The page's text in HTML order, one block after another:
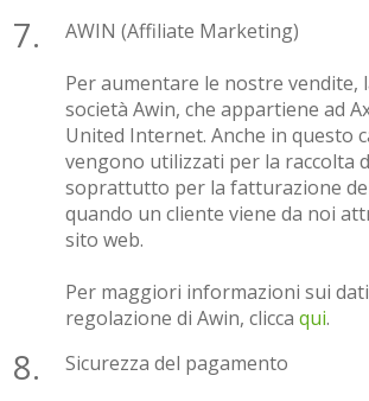
AWIN (Affiliate Marketing)
Per aumentare le nostre vendite,
società Awin, che appartiene ad
United Internet. Anche in questo
vengono utilizzati per la raccolta
soprattutto per la fatturazione
quando un cliente viene da noi
sito web.
Per maggiori informazioni sui
regolazione di Awin, clicca qui.
Sicurezza del pagamento